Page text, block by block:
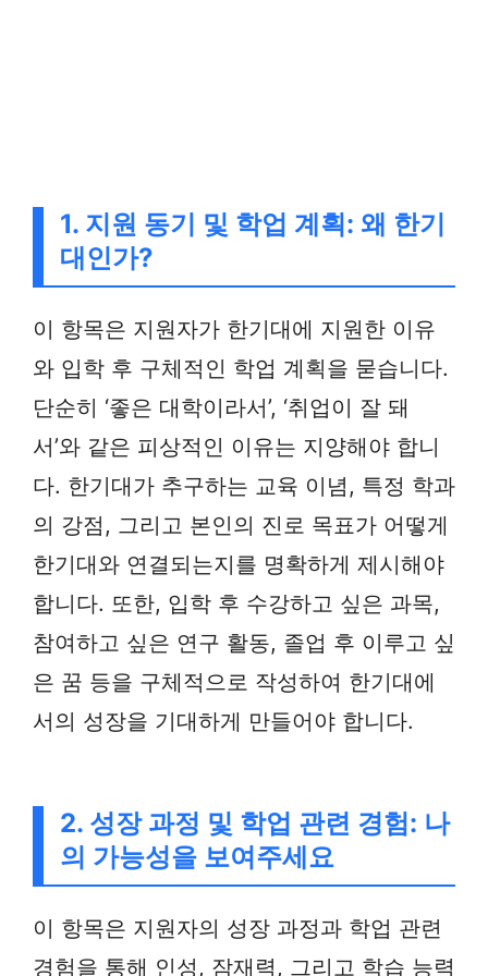
1. 지원 동기 및 학업 계획: 왜 한기
대인가?
이 항목은 지원자가 한기대에 지원한 이유
와 입학 후 구체적인 학업 계획을 묻습니다.
단순히 ‘좋은 대학이라서’, ‘취업이 잘 돼
서’와 같은 피상적인 이유는 지양해야 합니
다. 한기대가 추구하는 교육 이념, 특정 학과
의 강점, 그리고 본인의 진로 목표가 어떻게
한기대와 연결되는지를 명확하게 제시해야
합니다. 또한, 입학 후 수강하고 싶은 과목,
참여하고 싶은 연구 활동, 졸업 후 이루고 싶
은 꿈 등을 구체적으로 작성하여 한기대에
서의 성장을 기대하게 만들어야 합니다.
2. 성장 과정 및 학업 관련 경험: 나
의 가능성을 보여주세요
이 항목은 지원자의 성장 과정과 학업 관련
경험을 통해 인성, 잠재력, 그리고 학습 능력